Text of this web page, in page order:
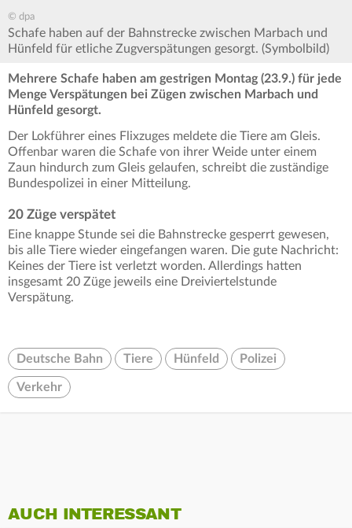
© dpa
Schafe haben auf der Bahnstrecke zwischen Marbach und
Hünfeld für etliche Zugverspätungen gesorgt. (Symbolbild)
Mehrere Schafe haben am gestrigen Montag (23.9.) für jede
Menge Verspätungen bei Zügen zwischen Marbach und
Hünfeld gesorgt.
Der Lokführer eines Flixzuges meldete die Tiere am Gleis.
Offenbar waren die Schafe von ihrer Weide unter einem
Zaun hindurch zum Gleis gelaufen, schreibt die zuständige
Bundespolizei in einer Mitteilung.
20 Züge verspätet
Eine knappe Stunde sei die Bahnstrecke gesperrt gewesen,
bis alle Tiere wieder eingefangen waren. Die gute Nachricht:
Keines der Tiere ist verletzt worden. Allerdings hatten
insgesamt 20 Züge jeweils eine Dreiviertelstunde
Verspätung.
Deutsche Bahn Tiere Hünfeld Polizei
Verkehr
AUCH INTERESSANT